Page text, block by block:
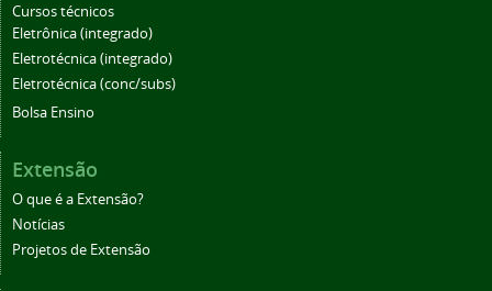
Cursos técnicos
Eletrônica (integrado)
Eletrotécnica (integrado)
Eletrotécnica (conc/subs)
Bolsa Ensino
Extensão
O que é a Extensão?
Notícias
Projetos de Extensão